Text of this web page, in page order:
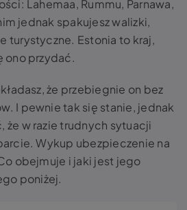
Lahemaa, Rummu, Parnawa,
jednak spakujesz walizki,
turystyczne. Estonia to kraj,
ono przydać.
że przebiegnie on bez
I pewnie tak się stanie, jednak
w razie trudnych sytuacji
Wykup ubezpieczenie na
obejmuje i jaki jest jego
poniżej.